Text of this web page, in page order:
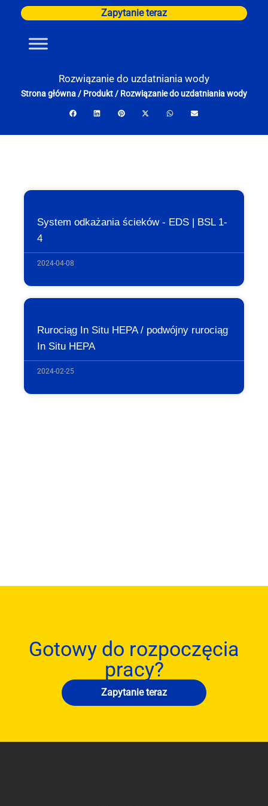
Przejdź
Zapytanie teraz
Rozwiązanie do uzdatniania wody
Strona główna/ Produkt/ Rozwiązanie do uzdatniania wody
System odkażania ścieków - EDS | BSL 1-
4
2024-04-08
Rurociąg In Situ HEPA / podwójny rurociąg
In Situ HEPA
2024-02-25
Gotowy do rozpoczęcia
pracy?
Zapytanie teraz